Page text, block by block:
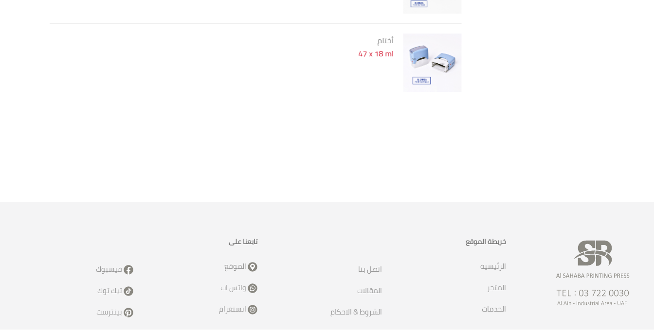
خريطة الموقع
الرئيسية
المتجر
الخدمات
اتصل بنا
المقالات
الشروط & الاحكام
تابعنا على
الموقع
واتس اب
انستغرام
فيسبوك
تيك توك
بينترست